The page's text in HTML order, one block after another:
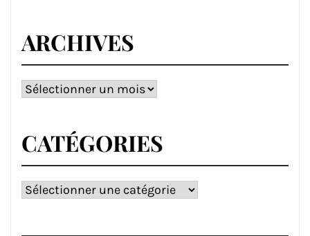
ARCHIVES
Archives
CATÉGORIES
Catégories